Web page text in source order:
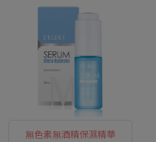
無色素無酒精保濕精華